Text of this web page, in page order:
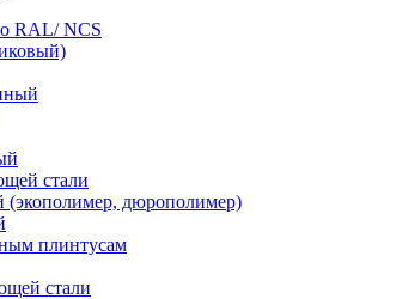
RAL/ NCS
стали
дюрополимер)
плинтусам
стали